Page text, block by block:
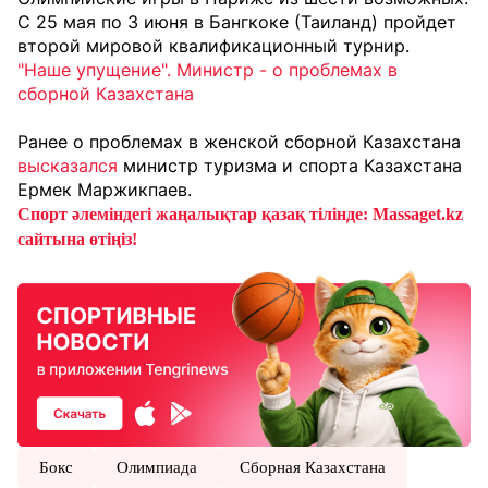
С 25 мая по 3 июня в Бангкоке (Таиланд) пройдет
второй мировой квалификационный турнир.
"Наше упущение". Министр - о проблемах в
сборной Казахстана
Ранее о проблемах в женской сборной Казахстана
высказался министр туризма и спорта Казахстана
Ермек Маржикпаев.
Спорт әлеміндегі жаңалықтар қазақ тілінде: Massaget.kz
сайтына өтіңіз!
Бокс Олимпиада Сборная Казахстана